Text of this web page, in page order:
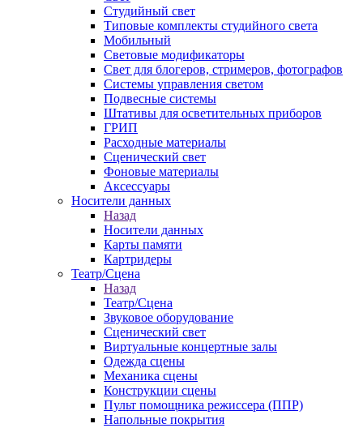
Студийный свет
Типовые комплекты студийного света
Мобильный
Световые модификаторы
Свет для блогеров, стримеров, фотографов
Системы управления светом
Подвесные системы
Штативы для осветительных приборов
ГРИП
Расходные материалы
Сценический свет
Фоновые материалы
Аксессуары
Носители данных
Назад
Носители данных
Карты памяти
Картридеры
Театр/Сцена
Назад
Театр/Сцена
Звуковое оборудование
Сценический свет
Виртуальные концертные залы
Одежда сцены
Механика сцены
Конструкции сцены
Пульт помощника режиссера (ППР)
Напольные покрытия